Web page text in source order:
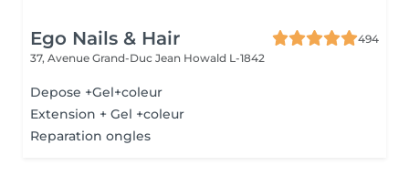
Ego Nails & Hair
494
37, Avenue Grand-Duc Jean Howald L-1842
Depose +Gel+coleur
Extension + Gel +coleur
Reparation ongles